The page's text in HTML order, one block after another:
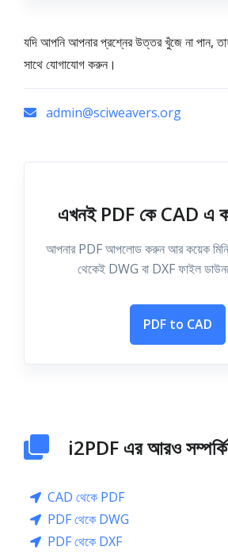
যদি আপনি আপনার প্রশ্নের উত্তর খুঁজে না পান,
সাথে যোগাযোগ করুন।
admin@sciweavers.org
এখনই PDF কে CAD এ
আপনার PDF আপলোড করুন আর কয়েক
থেকেই DWG বা DXF ফাইল
PDF to CAD
i2PDF এর আরও
CAD থেকে PDF
PDF থেকে DWG
PDF থেকে DXF